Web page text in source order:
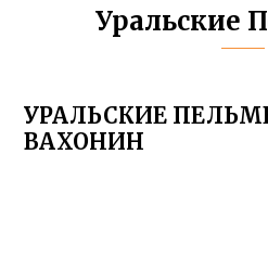
Уральские
УРАЛЬСКИЕ
ВАХОНИН